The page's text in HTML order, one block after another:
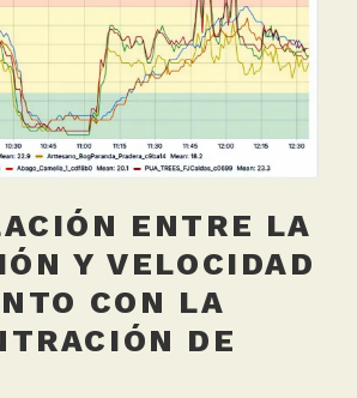
ENTRE LA
Y VELOCIDAD
CON LA
DE